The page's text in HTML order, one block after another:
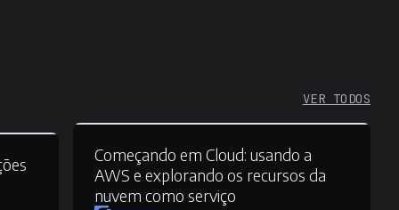
VER TODOS
Começando em Cloud: usando a
AWS e explorando os recursos da
nuvem como serviço